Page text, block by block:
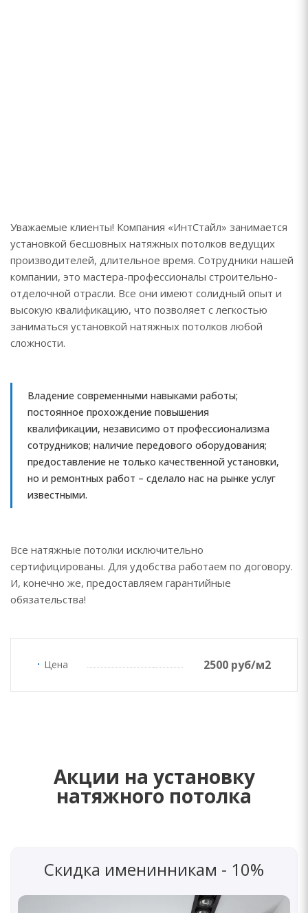
Уважаемые клиенты! Компания «ИнтСтайл» занимается
установкой бесшовных натяжных потолков ведущих
производителей, длительное время. Сотрудники нашей
компании, это мастера-профессионалы строительно-
отделочной отрасли. Все они имеют солидный опыт и
высокую квалификацию, что позволяет с легкостью
заниматься установкой натяжных потолков любой
сложности.
Владение современными навыками работы;
постоянное прохождение повышения
квалификации, независимо от профессионализма
сотрудников; наличие передового оборудования;
предоставление не только качественной установки,
но и ремонтных работ – сделало нас на рынке услуг
известными.
Все натяжные потолки исключительно
сертифицированы. Для удобства работаем по договору.
И, конечно же, предоставляем гарантийные
обязательства!
Цена 2500 руб/м2
Акции на установку
натяжного потолка
Скидка именинникам - 10%